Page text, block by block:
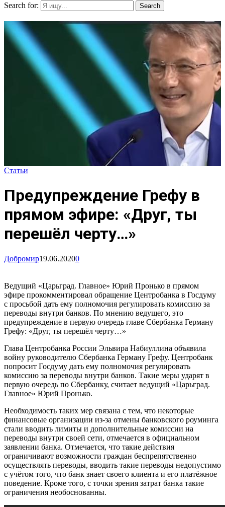
Search for: Search
Статьи
Предупреждение Грефу в
прямом эфире: «Друг, ты
перешёл черту…»
Добромир19.06.20200
Ведущий «Царьград. Главное» Юрий Пронько в прямом
эфире прокомментировал обращение Центробанка в Госдуму
с просьбой дать ему полномочия регулировать комиссию за
переводы внутри банков. По мнению ведущего, это
предупреждение в первую очередь главе Сбербанка Герману
Грефу: «Друг, ты перешёл черту…»
Глава Центробанка России Эльвира Набиуллина объявила
войну руководителю Сбербанка Герману Грефу. Центробанк
попросит Госдуму дать ему полномочия регулировать
комиссию за переводы внутри банков. Такие меры ударят в
первую очередь по Сбербанку, считает ведущий «Царьград.
Главное» Юрий Пронько.
Необходимость таких мер связана с тем, что некоторые
финансовые организации из-за отмены банковского роуминга
стали вводить лимиты и дополнительные комиссии на
переводы внутри своей сети, отмечается в официальном
заявлении банка. Отмечается, что такие действия
ограничивают возможности граждан беспрепятственно
осуществлять переводы, вводить такие переводы недопустимо
с учётом того, что банк знает своего клиента и его платёжное
поведение. Кроме того, с точки зрения затрат банка такие
ограничения необоснованны.